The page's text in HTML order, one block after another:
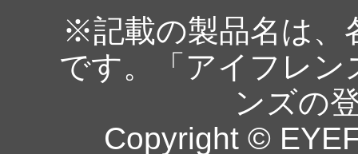
※記載の製品名は、
です。「アイフレ
ンズの
Copyright ©